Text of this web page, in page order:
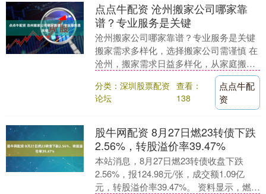
点点牛配资 沧州搬家公司哪家靠
谱？专业服务是关键
沧州搬家公司哪家靠谱？专业服务是关键
搬家需求多样化，选择搬家公司需谨慎 在
沧州，搬家需求日益多样化，从家庭搬家
到单位搬迁，从医院搬迁到大件运输，不
同的场景对搬....
分类：深圳股票配资
论坛
查看：
138
点点牛配
资
股牛网配资 8月27日燃23转债下跌
2.56%，转股溢价率39.47%
本站消息，8月27日燃23转债收盘下跌
2.56%，报124.98元/张，成交额1.09亿
元，转股溢价率39.47%。 资料显示，燃